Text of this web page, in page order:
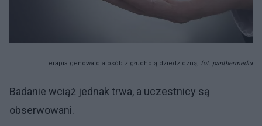
Terapia genowa dla osób z głuchotą dziedziczną, fot. panthermedia
Badanie wciąż jednak trwa, a uczestnicy są
obserwowani.